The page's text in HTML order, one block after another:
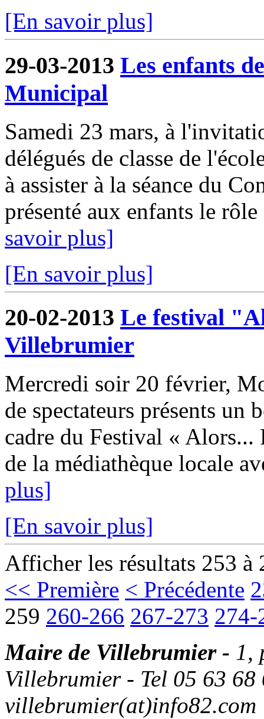
[En savoir plus]
29-03-2013 Les enfants
Municipal
Samedi 23 mars, à
délégués de classe de
à assister à la séance du
présenté aux enfants le
savoir plus]
[En savoir plus]
20-02-2013 Le festival
Villebrumier
Mercredi soir 20 février,
de spectateurs présents un
cadre du Festival « Alors...
de la médiathèque locale
plus]
[En savoir plus]
Afficher les résultats 253 à
<< Première < Précédente
259 260-266 267-273 274-
Maire de Villebrumier - 1,
Villebrumier - Tel 05 63
villebrumier(at)info82.com